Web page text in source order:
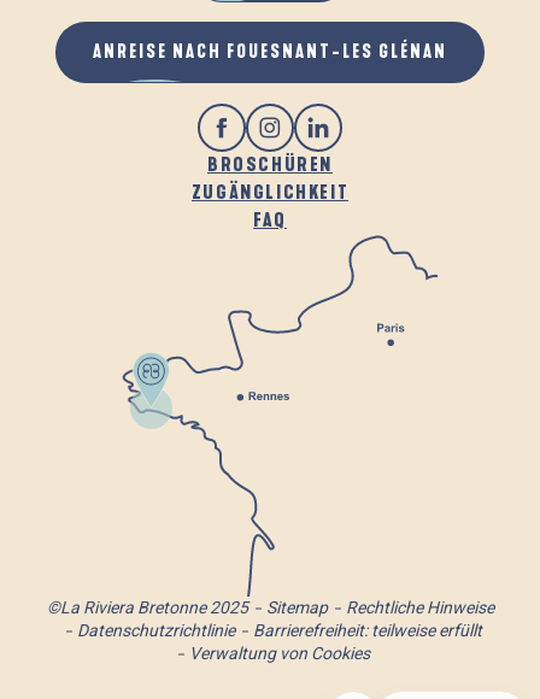
BROSCHÜREN
ZUGÄNGLICHKEIT
FAQ
ANREISE NACH FOUESNANT-LES GLÉNAN
©La Riviera Bretonne 2025 Sitemap
Rechtliche Hinweise
Datenschutzrichtlinie
Barrierefreiheit: teilweise erfüllt
Verwaltung von Cookies